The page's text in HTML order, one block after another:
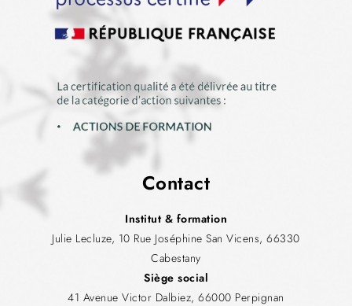
Contact
Institut & formation
Julie Lecluze, 10 Rue Joséphine San Vicens, 66330
Cabestany
Siège social
41 Avenue Victor Dalbiez, 66000 Perpignan